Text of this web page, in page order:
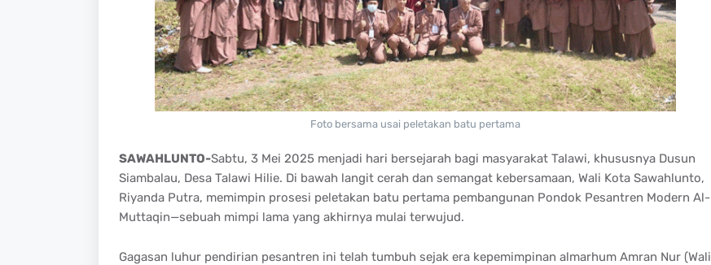
Foto bersama usai peletakan batu pertama
SAWAHLUNTO-Sabtu, 3 Mei 2025 menjadi hari bersejarah bagi masyarakat Talawi, khususnya Dusun
Siambalau, Desa Talawi Hilie. Di bawah langit cerah dan semangat kebersamaan, Wali Kota Sawahlunto,
Riyanda Putra, memimpin prosesi peletakan batu pertama pembangunan Pondok Pesantren Modern Al-
Muttaqin—sebuah mimpi lama yang akhirnya mulai terwujud.
Gagasan luhur pendirian pesantren ini telah tumbuh sejak era kepemimpinan almarhum Amran Nur (Wali